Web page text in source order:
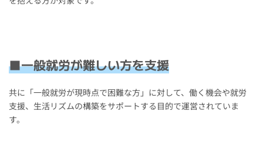
■一般就労が難しい方を支援
共に「一般就労が現時点で困難な方」に対して、働く機会や就労
支援、生活リズムの構築をサポートする目的で運営されていま
す。